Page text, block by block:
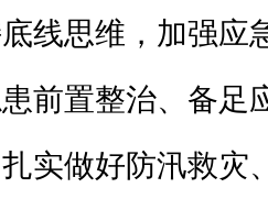
线思维，加强应
前置整治、备足
实做好防汛救灾